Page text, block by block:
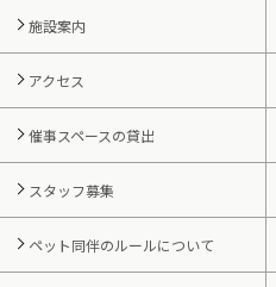
施設案内
アクセス
催事スペースの貸出
スタッフ募集
ペット同伴のルールについて